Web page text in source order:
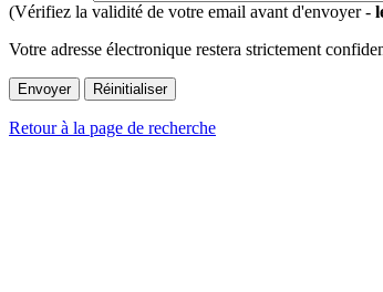
(Vérifiez la validité de votre email avant d'envoyer -
Votre adresse électronique restera strictement
Retour à la page de recherche